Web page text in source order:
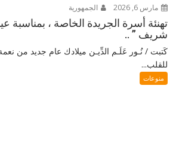
مارس 6, 2026 الجمهورية
تهنئة أسرة الجريدة الخاصة ، بمناسبة
شريف ” ..
كَتبت / نُـور عَلَـم الدِّيـن ميلادك عام جديد من
للقلب...
منوعات